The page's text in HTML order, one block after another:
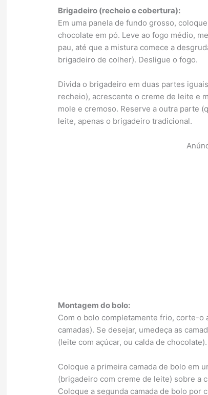
Brigadeiro (recheio e cobertura):
Em uma panela de fundo grosso,
chocolate em pó. Leve ao fogo médio,
pau, até que a mistura comece a
brigadeiro de colher). Desligue o fogo.
Divida o brigadeiro em duas partes
recheio), acrescente o creme de leite e
mole e cremoso. Reserve a outra parte
leite, apenas o brigadeiro tradicional.
Montagem do bolo:
Com o bolo completamente frio, corte-o
camadas). Se desejar, umedeça as
(leite com açúcar, ou calda de chocolate).
Coloque a primeira camada de bolo em
(brigadeiro com creme de leite) sobre a
Coloque a segunda camada de bolo por